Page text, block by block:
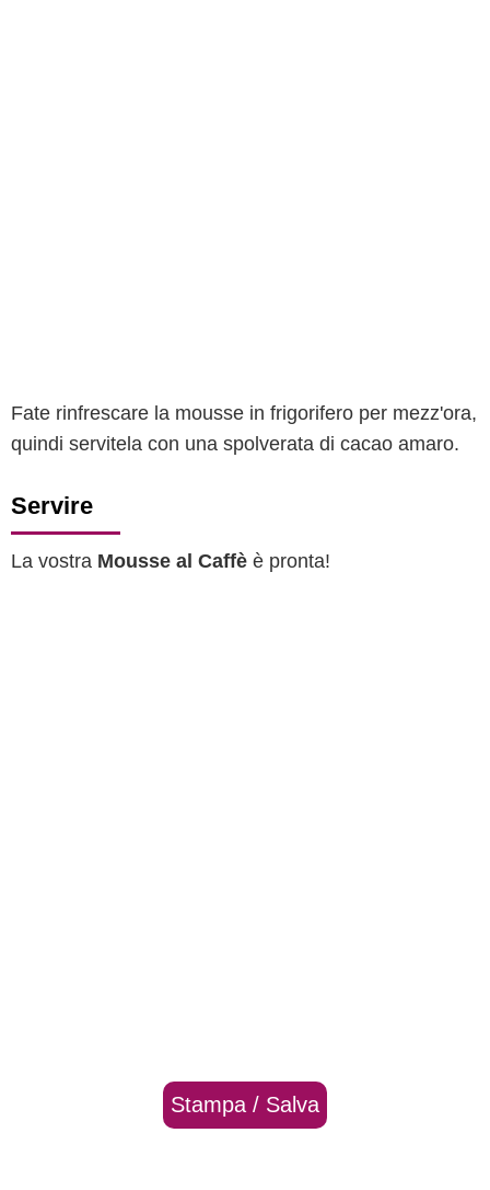
Fate rinfrescare la mousse in frigorifero per mezz'ora,
quindi servitela con una spolverata di cacao amaro.
Servire
La vostra Mousse al Caffè è pronta!
Stampa / Salva